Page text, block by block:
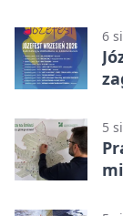
6
5